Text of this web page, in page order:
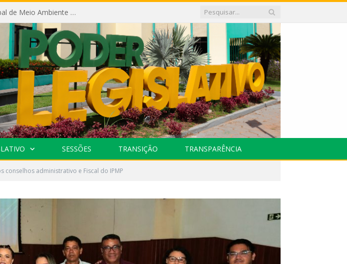
Câmara recebe palestra da Secretária Municipal de Meio Ambiente sobre as ações da “SEMANA DO MEIO AMBIENTE”
SESSÕES TRANSIÇÃO TRANSPARÊNCIA
administrativo e Fiscal do IPMP